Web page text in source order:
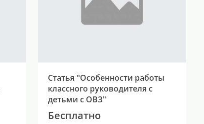
Статья "Особенности работы
классного руководителя с
детьми с ОВЗ"
Бесплатно